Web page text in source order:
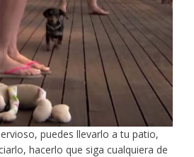
puedes llevarlo a tu patio,
hacerlo que siga cualquiera de